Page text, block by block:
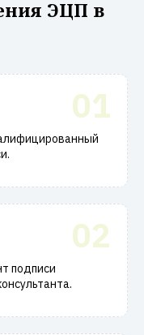
ЭЦП в
01
02
подписи